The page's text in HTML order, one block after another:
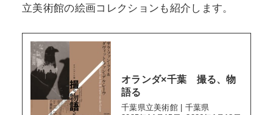
立美術館の絵画コレクションも紹介します。
オランダ×千葉 撮る、物
語る
千葉県立美術館 | 千葉県